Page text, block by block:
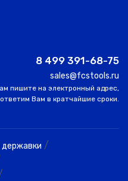
8 499 391-68-75
sales@fcstools.ru
пишите на электронный адрес,
Вам в кратчайшие сроки.
державки /